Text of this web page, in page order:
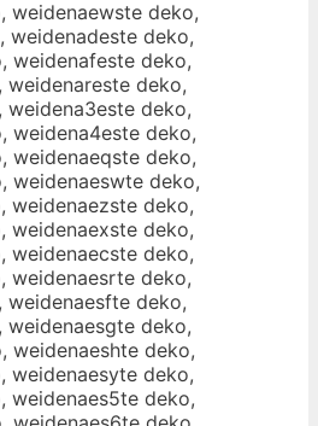
weidenaewste deko,
weidenadeste deko,
weidenafeste deko,
deko,
deko,
weidena4este deko,
weidenaeqste deko,
weidenaeswte deko,
weidenaezste deko,
weidenaexste deko,
weidenaecste deko,
weidenaesrte deko,
weidenaesfte deko,
deko,
weidenaeshte deko,
weidenaesyte deko,
weidenaes5te deko,